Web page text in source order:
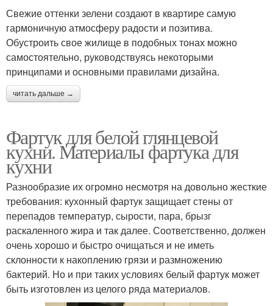
Свежие оттенки зелени создают в квартире самую
гармоничную атмосферу радости и позитива.
Обустроить свое жилище в подобных тонах можно
самостоятельно, руководствуясь некоторыми
принципами и основными правилами дизайна.
читать дальше →
Фартук для белой глянцевой
кухни. Материалы фартука для
кухни
Разнообразие их огромно несмотря на довольно жесткие
требования: кухонный фартук защищает стены от
перепадов температур, сырости, пара, брызг
раскаленного жира и так далее. Соответственно, должен
очень хорошо и быстро очищаться и не иметь
склонности к накоплению грязи и размножению
бактерий. Но и при таких условиях белый фартук может
быть изготовлен из целого ряда материалов.